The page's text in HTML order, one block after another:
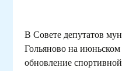
В Совете депутатов
Гольяново на июньском
обновление